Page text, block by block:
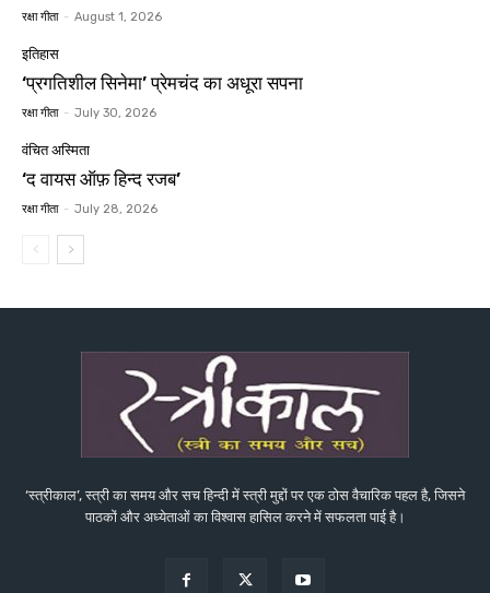
रक्षा गीता - August 1, 2026
इतिहास
‘प्रगतिशील सिनेमा’ प्रेमचंद का अधूरा सपना
रक्षा गीता - July 30, 2026
वंचित अस्मिता
‘द वायस ऑफ़ हिन्द रजब’
रक्षा गीता - July 28, 2026
‘स्त्रीकाल’, स्त्री का समय और सच हिन्दी में स्त्री मुद्दों पर एक ठोस वैचारिक पहल है, जिसने
पाठकों और अध्येताओं का विश्वास हासिल करने में सफलता पाई है।